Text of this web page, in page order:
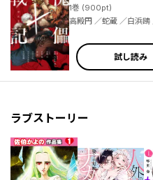
1巻 (900pt)
試し読み
ラブストーリー